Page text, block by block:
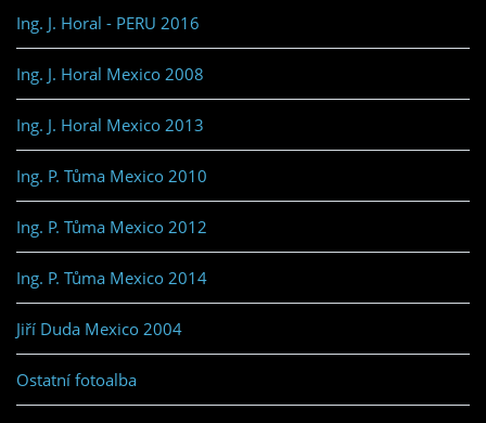
Ing. J. Horal - PERU 2016
Ing. J. Horal Mexico 2008
Ing. J. Horal Mexico 2013
Ing. P. Tůma Mexico 2010
Ing. P. Tůma Mexico 2012
Ing. P. Tůma Mexico 2014
Jiří Duda Mexico 2004
Ostatní fotoalba